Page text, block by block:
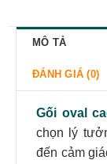
MÔ TẢ
ĐÁNH GIÁ (0)
Gối oval
chọn lý
đến cảm